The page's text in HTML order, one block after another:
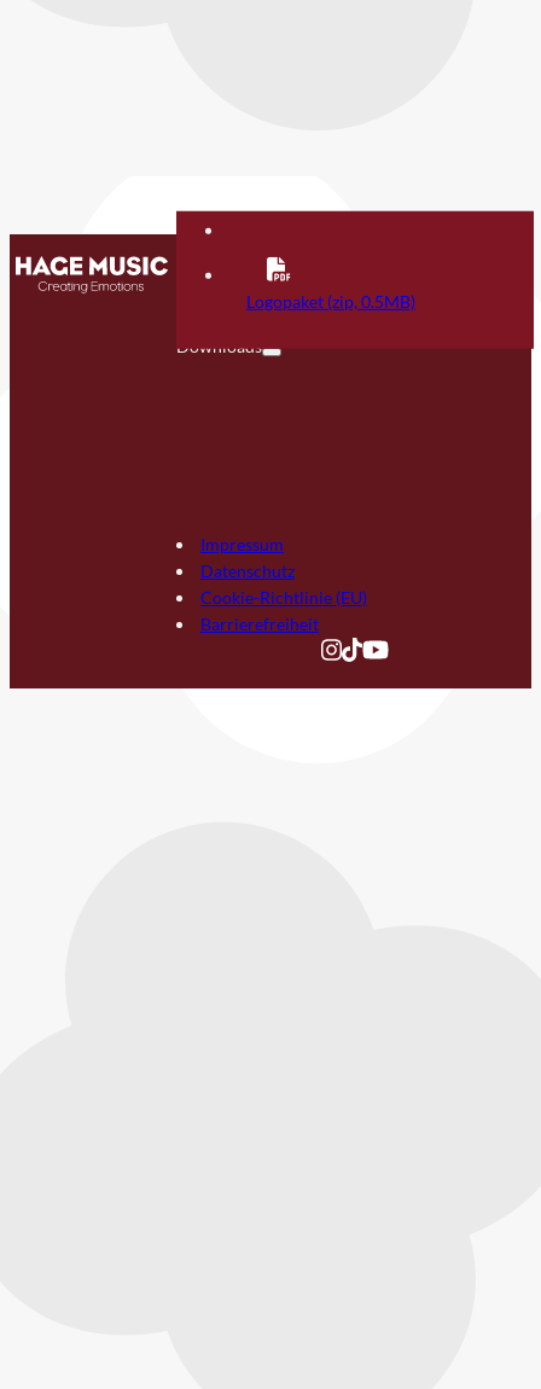
Downloads
Logopaket (zip, 0.5MB)
Impressum
Datenschutz
Cookie-Richtlinie (EU)
Barrierefreiheit